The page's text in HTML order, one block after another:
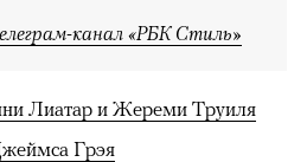
канал «РБК Стиль»
Лиатар и Жереми Труиля
Грэя